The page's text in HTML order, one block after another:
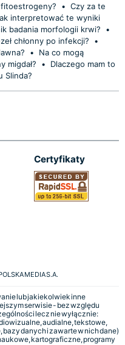
• Czy za te
interpretować te wyniki
badania morfologii krwi?
•
chłonny po infekcji?
•
•
Na co mogą
migdał?
•
Dlaczego mam to
Slinda?
Certyfikaty
MEDIA S.A.
lub jakiekolwiek inne
serwisie - bez względu
lecz nie wyłącznie:
audialne, tekstowe,
danych i zawarte w nich dane)
kartograficzne, programy